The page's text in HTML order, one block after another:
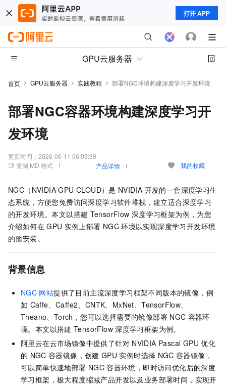
打开 APP
GPU云服务器
首页 GPU云服务器 实践教程 部署NGC环境构建深度学习开发环境
部署NGC容器环境构建深度学习开
发环境
更新时间： 2026-06-11 06:03:39
复制 MD 格式
产品详情 我的收藏
NGC（NVIDIA GPU CLOUD）是 NVIDIA 开发的一套深度学习生
态系统，方便您免费访问深度学习软件堆栈，建立适合深度学习
的开发环境。本文以搭建 TensorFlow 深度学习框架为例，为您
介绍如何在 GPU 实例上部署 NGC 环境以实现深度学习开发环境
的预安装。
背景信息
NGC 网站提供了目前主流深度学习框架不同版本的镜像，例
如 Caffe、Caffe2、CNTK、MxNet、TensorFlow、
Theano、Torch，您可以选择需要的镜像部署 NGC 容器环
境。本文以搭建 TensorFlow 深度学习框架为例。
阿里云在云市场镜像中提供了针对 NVIDIA Pascal GPU 优化
的 NGC 容器镜像，创建 GPU 实例时选择 NGC 容器镜像，
可以简单快速地部署 NGC 容器环境，即时访问优化后的深度
学习框架，极大程度缩减产品开发以及业务部署时间，实现开